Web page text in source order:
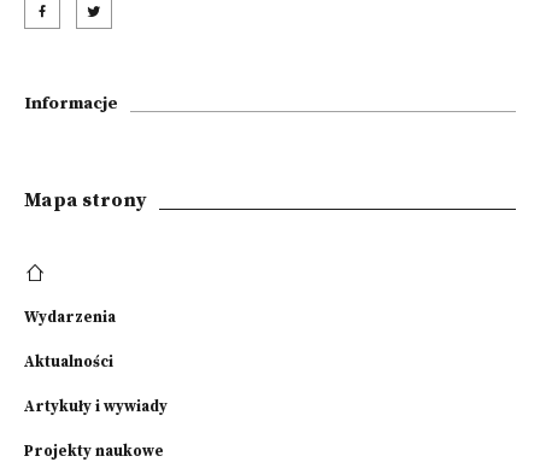
Informacje
Mapa strony
Wydarzenia
Aktualności
Artykuły i wywiady
Projekty naukowe